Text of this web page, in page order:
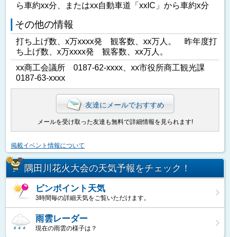
ら車約xx分、またはxx自動車道「xxIC」から車約x分
その他の情報
打ち上げ数、x万xxxx発 観客数、xx万人。 昨年度打
ち上げ数、x万xxxx発 観客数、xx万人。
xx商工会議所 0187-62-xxxx、xx市役所商工観光課
0187-63-xxxx
友達にメールでおすすめ
メールを受け取った友達も無料で詳細情報を見られます!
掲載イベント情報について
隅田川花火大会の天気予報をチェック！
ピンポイント天気
3時間毎の詳細天気をご覧いただけます。
雨雲レーダー
現在の雨雲の様子は？